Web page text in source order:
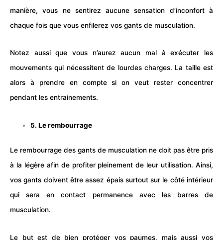
manière, vous ne sentirez aucune sensation d’inconfort à
chaque fois que vous enfilerez vos gants de musculation.
Notez aussi que vous n’aurez aucun mal à exécuter les
mouvements qui nécessitent de lourdes charges. La taille est
alors à prendre en compte si on veut rester concentrer
pendant les entrainements.
5. Le rembourrage
Le rembourrage des gants de musculation ne doit pas être pris
à la légère afin de profiter pleinement de leur utilisation. Ainsi,
vos gants doivent être assez épais surtout sur le côté intérieur
qui sera en contact permanence avec les barres de
musculation.
Le but est de bien protéger vos paumes, mais aussi vos